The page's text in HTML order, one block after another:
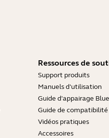
Ressources de
Support produits
Manuels d'utilisation
Guide d'appairage
Guide de compatibilité
Vidéos pratiques
Accessoires